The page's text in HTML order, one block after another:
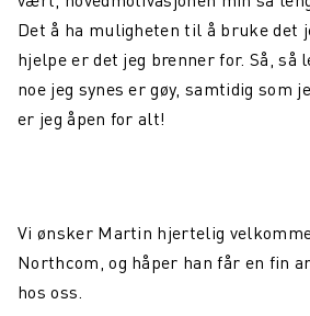
Det å ha muligheten til å bruke
hjelpe er det jeg brenner for. Så, så
noe jeg synes er gøy, samtidig som
er jeg åpen for alt!
Vi ønsker Martin hjertelig
Northcom, og håper han får en fin
hos oss.